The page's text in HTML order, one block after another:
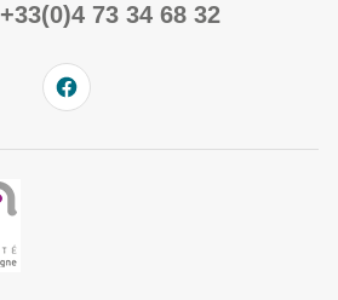
+33(0)4 73 34 68 32